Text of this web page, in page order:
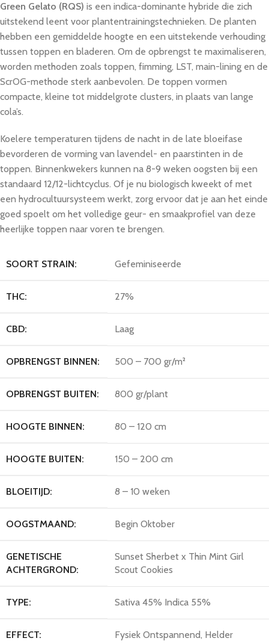
Green Gelato (RQS) is een indica-dominante hybride die zich
uitstekend leent voor plantentrainingstechnieken. De planten
hebben een gemiddelde hoogte en een uitstekende verhouding
tussen toppen en bladeren. Om de opbrengst te maximaliseren,
worden methoden zoals toppen, fimming, LST, main-lining en de
ScrOG-methode sterk aanbevolen. De toppen vormen
compacte, kleine tot middelgrote clusters, in plaats van lange
cola’s.
Koelere temperaturen tijdens de nacht in de late bloeifase
bevorderen de vorming van lavendel- en paarstinten in de
toppen. Binnenkwekers kunnen na 8-9 weken oogsten bij een
standaard 12/12-lichtcyclus. Of je nu biologisch kweekt of met
een hydrocultuursysteem werkt, zorg ervoor dat je aan het einde
goed spoelt om het volledige geur- en smaakprofiel van deze
heerlijke toppen naar voren te brengen.
SOORT STRAIN: Gefeminiseerde
THC: 27%
CBD: Laag
OPBRENGST BINNEN: 500 – 700 gr/m²
OPBRENGST BUITEN: 800 gr/plant
HOOGTE BINNEN: 80 – 120 cm
HOOGTE BUITEN: 150 – 200 cm
BLOEITIJD: 8 – 10 weken
OOGSTMAAND: Begin Oktober
GENETISCHE
ACHTERGROND:
Sunset Sherbet x Thin Mint Girl
Scout Cookies
TYPE: Sativa 45% Indica 55%
EFFECT: Fysiek Ontspannend, Helder